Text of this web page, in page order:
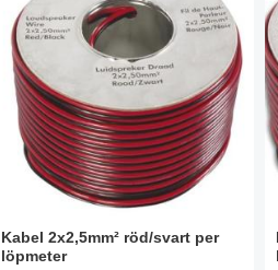
Kabel 2x2,5mm² röd/svart per
löpmeter